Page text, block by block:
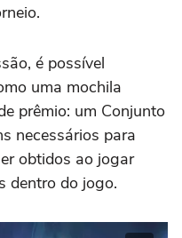
é possível
uma mochila
prêmio: um Conjunto
necessários para
obtidos ao jogar
dentro do jogo.